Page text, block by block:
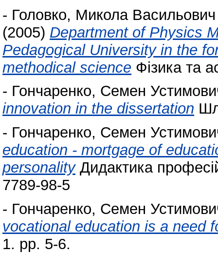
- Головко, Микола Васильович
(2005) Department of Physics
Pedagogical University in the
methodical science Фізика та
- Гончаренко, Семен
innovation in the dissertation
- Гончаренко, Семен
education - mortgage of
personalityДидактика
7789-98-5
- Гончаренко, Семен
vocational education is a need
1. pp. 5-6.